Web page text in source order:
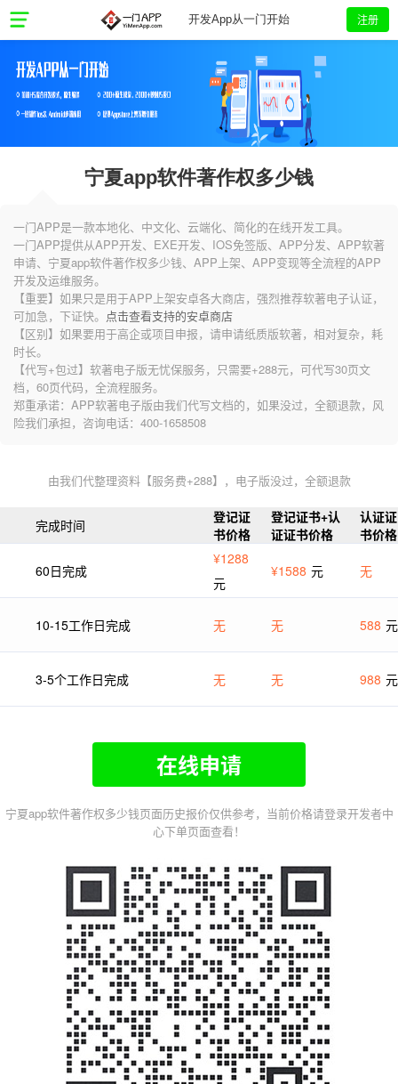
开发App从一门开始 注册
宁夏app软件著作权多少钱
一门APP是一款本地化、中文化、云端化、简化的在线开发工具。
一门APP提供从APP开发、EXE开发、IOS免签版、APP分发、APP软著
申请、宁夏app软件著作权多少钱、APP上架、APP变现等全流程的APP
开发及运维服务。
【重要】如果只是用于APP上架安卓各大商店，强烈推荐软著电子认证，
可加急，下证快。 点击查看支持的安卓商店
【区别】如果要用于高企或项目申报，请申请纸质版软著，相对复杂，耗
时长。
【代写+包过】软著电子版无忧保服务，只需要+288元，可代写30页文
档，60页代码，全流程服务。
郑重承诺：APP软著电子版由我们代写文档的，如果没过，全额退款，风
险我们承担，咨询电话：400-1658508
由我们代整理资料【服务费+288】，电子版没过，全额退款
完成时间
登记证
书价格
登记证书+认
证证书价格
认证证
书价格
60日完成
¥1288
元
¥1588 元 无
10-15工作日完成 无 无 588 元
3-5个工作日完成 无 无 988 元
在线申请
宁夏app软件著作权多少钱页面历史报价仅供参考，当前价格请登录开发者中
心下单页面查看！